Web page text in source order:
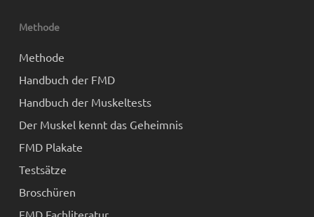
Methode
Methode
Handbuch der FMD
Handbuch der Muskeltests
Der Muskel kennt das Geheimnis
FMD Plakate
Testsätze
Broschüren
FMD Fachliteratur